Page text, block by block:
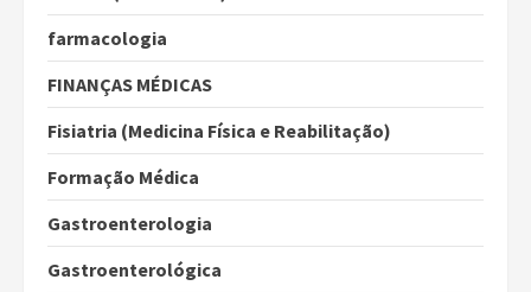
farmacologia
FINANÇAS MÉDICAS
Fisiatria (Medicina Física e Reabilitação)
Formação Médica
Gastroenterologia
Gastroenterológica